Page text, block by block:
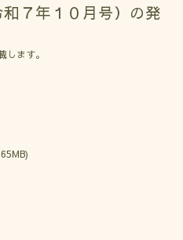
７年１０月号）の発
ます。